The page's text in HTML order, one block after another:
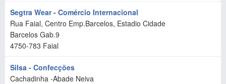
Segtra Wear - Comércio Internacional
Rua Faial, Centro Emp.Barcelos, Estadio Cidade
Barcelos Gab.9
4750-783 Faial
Silsa - Confecções
Cachadinha -Abade Neiva